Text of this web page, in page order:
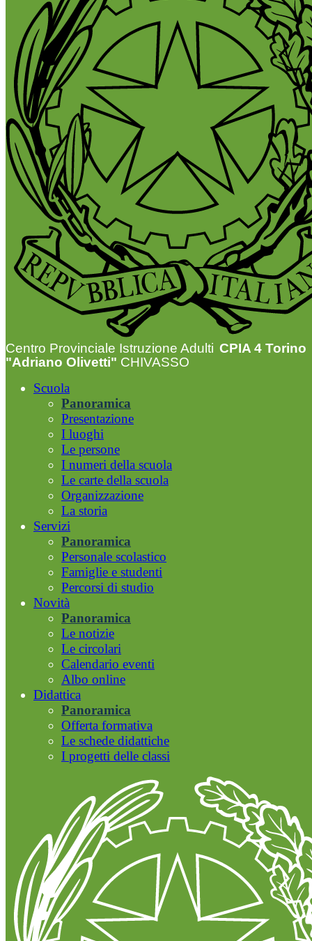
Centro Provinciale Istruzione Adulti CPIA 4 Torino
"Adriano Olivetti" CHIVASSO
Scuola
Panoramica
Presentazione
I luoghi
Le persone
I numeri della scuola
Le carte della scuola
Organizzazione
La storia
Servizi
Panoramica
Personale scolastico
Famiglie e studenti
Percorsi di studio
Novità
Panoramica
Le notizie
Le circolari
Calendario eventi
Albo online
Didattica
Panoramica
Offerta formativa
Le schede didattiche
I progetti delle classi